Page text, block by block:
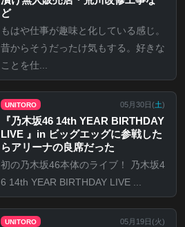
ど
もはや仕事が趣味と化している感じ。
昔からそうだったけ気もする。好きな
ことを仕...
UNITORO 05月30日(土)
『乃⽊坂46 14th YEAR BIRTHDAY
LIVE 』in ビッグエッグに参戦した
らアリーナの良席だった
初の乃木坂46本体のライブ！ 乃木坂4
6 14th YEAR BIRTHDAY LIVE ...
UNITORO 05月19日(火)